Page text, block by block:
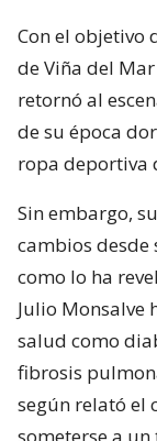
Con el objetivo
de Viña del
retornó al
de su época
ropa deportiva
Sin embargo,
cambios desde
como lo ha
Julio Monsalve
salud como
fibrosis
según relató el